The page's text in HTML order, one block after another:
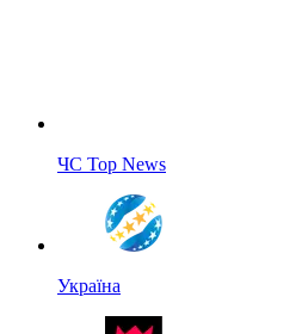
ЧС Top News
Україна